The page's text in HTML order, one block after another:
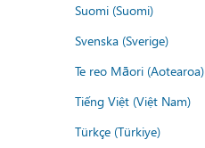
Suomi (Suomi)
Svenska (Sverige)
Te reo Māori (Aotearoa)
Tiếng Việt (Việt Nam)
Türkçe (Türkiye)